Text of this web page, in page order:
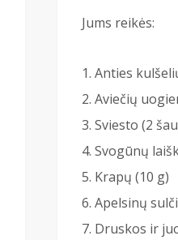
Jums reikės:
Anties
Aviečių
Sviesto (2
Svogūnų
Krapų (10 g)
Apelsinų
Druskos ir